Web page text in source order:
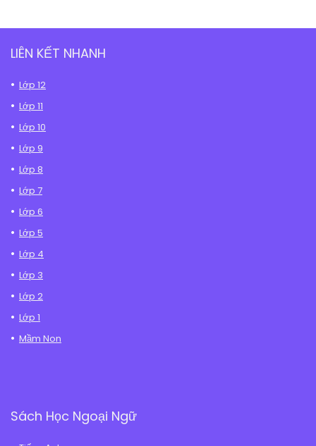
LIÊN KẾT NHANH
Lớp 12
Lớp 11
Lớp 10
Lớp 9
Lớp 8
Lớp 7
Lớp 6
Lớp 5
Lớp 4
Lớp 3
Lớp 2
Lớp 1
Mầm Non
Sách Học Ngoại Ngữ